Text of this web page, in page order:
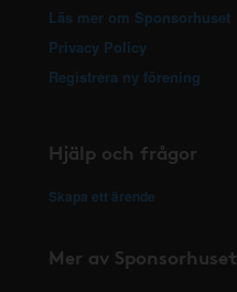
Läs mer om Sponsorhuset
Privacy Policy
Registrera ny förening
Hjälp och frågor
Skapa ett ärende
Mer av Sponsorhuset